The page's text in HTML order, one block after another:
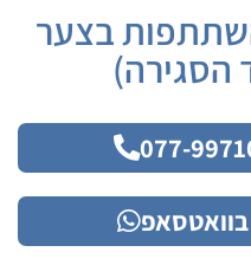
בצער
הסגירה)